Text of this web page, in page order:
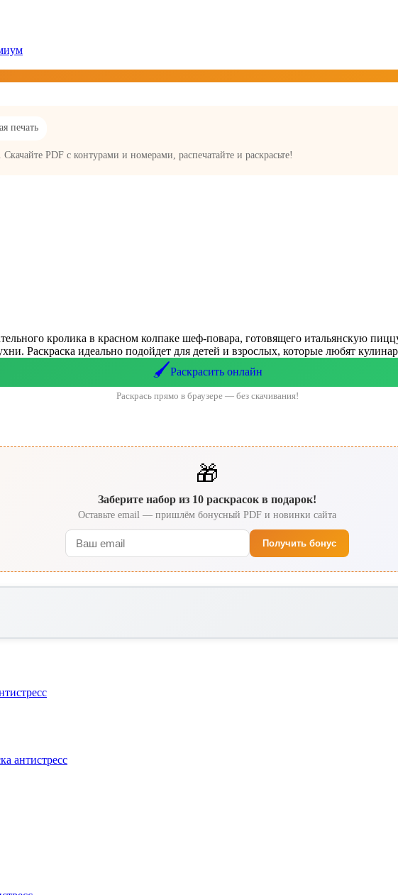
печать
PDF с контурами и номерами, распечатайте и раскрасьте!
кролика в красном колпаке шеф-повара, готовящего итальянскую
Раскраска идеально подойдет для детей и взрослых, которые любят
🖌️Раскрасить онлайн
Раскрась прямо в браузере — без скачивания!
🎁
Заберите набор из 10 раскрасок в подарок!
Оставьте email — пришлём бонусный PDF и новинки сайта
Получить бонус